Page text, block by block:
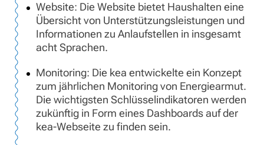
Website: Die Website bietet Haushalten eine
Übersicht von Unterstützungsleistungen und
Informationen zu Anlaufstellen in insgesamt
acht Sprachen.
Monitoring: Die kea entwickelte ein Konzept
zum jährlichen Monitoring von Energiearmut.
Die wichtigsten Schlüsselindikatoren werden
zukünftig in Form eines Dashboards auf der
kea-Webseite zu finden sein.